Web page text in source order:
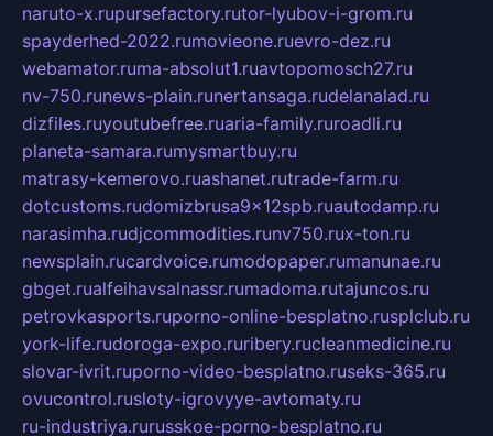
naruto-x.rupursefactory.rutor-lyubov-i-grom.ru
spayderhed-2022.rumovieone.ruevro-dez.ru
webamator.ruma-absolut1.ruavtopomosch27.ru
nv-750.runews-plain.runertansaga.rudelanalad.ru
dizfiles.ruyoutubefree.ruaria-family.ruroadli.ru
planeta-samara.rumysmartbuy.ru
matrasy-kemerovo.ruashanet.rutrade-farm.ru
dotcustoms.rudomizbrusa9x12spb.ruautodamp.ru
narasimha.rudjcommodities.runv750.rux-ton.ru
newsplain.rucardvoice.rumodopaper.rumanunae.ru
gbget.rualfeihavsalnassr.rumadoma.rutajuncos.ru
petrovkasports.ruporno-online-besplatno.rusplclub.ru
york-life.rudoroga-expo.ruribery.rucleanmedicine.ru
slovar-ivrit.ruporno-video-besplatno.ruseks-365.ru
ovucontrol.rusloty-igrovyye-avtomaty.ru
ru-industriya.rurusskoe-porno-besplatno.ru